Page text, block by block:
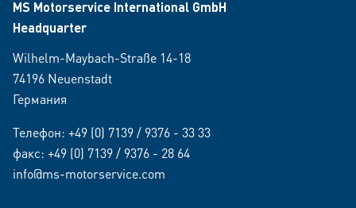
MS Motorservice International GmbH
Headquarter
Wilhelm-Maybach-Straße 14-18
74196 Neuenstadt
Германия
Телефон: +49 (0) 7139 / 9376 - 33 33
факс: +49 (0) 7139 / 9376 - 28 64
info@ms-motorservice.com